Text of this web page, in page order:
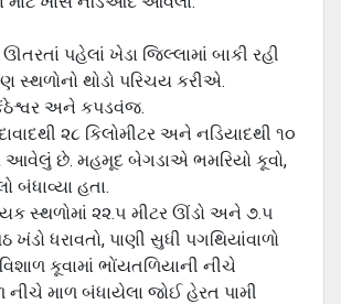
પહેલાં ખેડા જિલ્લામાં બાકી રહી
સ્થળોનો થોડો પરિચય કરીએ.
અને કપડવંજ.
૨૮ કિલોમીટર અને નડિયાદથી ૧૦
આવેલું છે. મહમૂદ બેગડાએ ભમરિયો કૂવો,
બંધાવ્યા હતા.
સ્થળોમાં ૨૨.૫ મીટર ઊંડો અને ૭.૫
ખંડો ધરાવતો, પાણી સુધી પગથિયાંવાળો
કૂવામાં ભોંયતળિયાની નીચે
માળ બંધાયેલા જોઈ હેરત પામી